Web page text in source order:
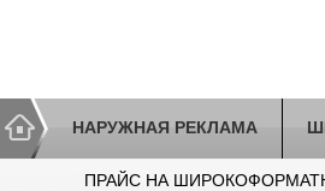
НАРУЖНАЯ РЕКЛАМА
ПРАЙС НА